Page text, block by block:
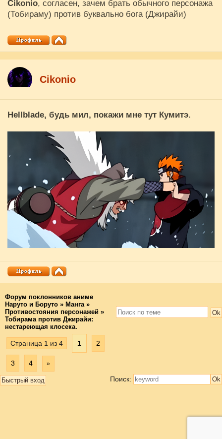
Cikоnio, согласен, зачем брать обычного персонажа
(Тобираму) против буквально бога (Джирайи)
Cikоnio
Hellblade, будь мил, покажи мне тут Кумитэ.
Форум поклонников аниме
Наруто и Боруто » Манга »
Противостояния персонажей »
Тобирама против Джирайи:
нестареющая клосека.
Страница 1 из 4 1 2
3 4 »
Поиск: